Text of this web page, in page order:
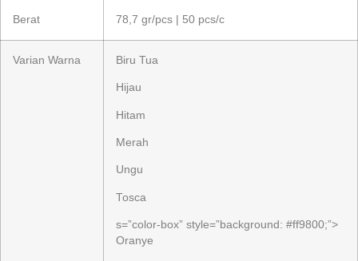
Berat 78,7 gr/pcs | 50 pcs/c
Varian Warna Biru Tua
Hijau
Hitam
Merah
Ungu
Tosca
s=”color-box” style=”background: #ff9800;”>
Oranye